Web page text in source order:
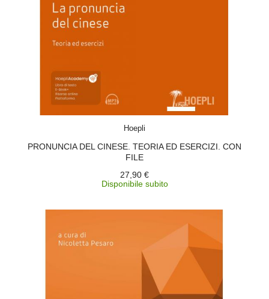
Hoepli
PRONUNCIA DEL CINESE. TEORIA ED ESERCIZI. CON
FILE
27,90 €
Disponibile subito